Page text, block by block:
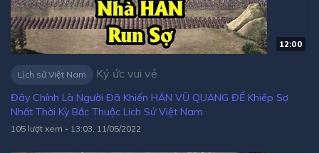
12:00
Lịch sử Việt Nam Ký ức vui vẻ
Đây Chính Là Người Đã Khiến HÁN VŨ QUANG ĐẾ Khiếp Sợ
Nhất Thời Kỳ Bắc Thuộc Lich Sử Việt Nam
105 lượt xem - 13:03, 11/05/2022